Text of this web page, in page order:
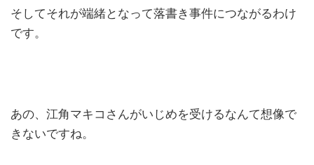
そしてそれが端緒となって落書き事件につながるわけ
です。
あの、江角マキコさんがいじめを受けるなんて想像で
きないですね。